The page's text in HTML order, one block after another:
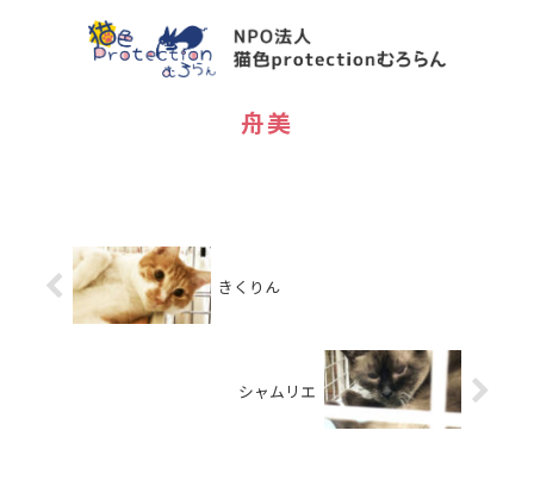
舟美
きくりん
シャムリエ